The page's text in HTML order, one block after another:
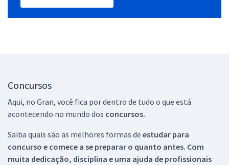
Concursos
Aqui, no Gran, você fica por dentro de tudo o que está
acontecendo no mundo dos concursos.
Saiba quais são as melhores formas de estudar para
concurso e comece a se preparar o quanto antes. Com
muita dedicação, disciplina e uma ajuda de profissionais